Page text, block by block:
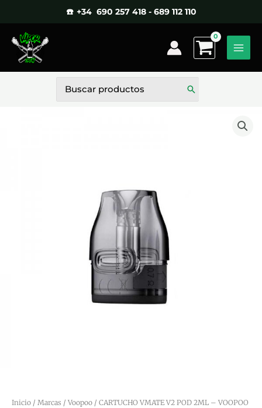
contenido
☎️ +34 690 257 418 - 689 112 110
por:
Inicio / Marcas / Voopoo / CARTUCHO VMATE V2 POD 2ML – VOOPOO